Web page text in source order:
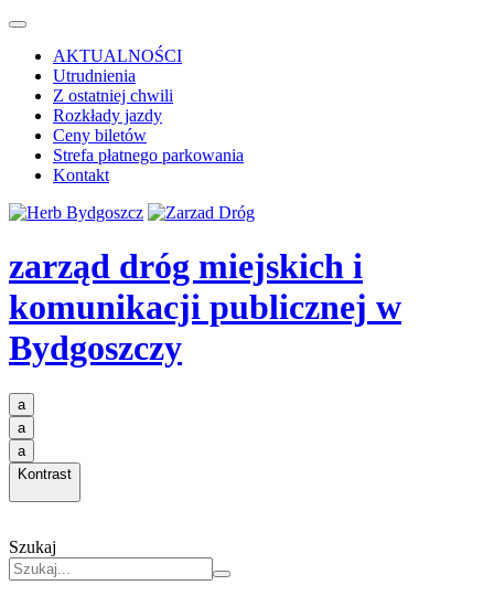
AKTUALNOŚCI
Utrudnienia
Z ostatniej chwili
Rozkłady jazdy
Ceny biletów
Strefa płatnego parkowania
Kontakt
zarząd dróg miejskich i
komunikacji publicznej w
Bydgoszczy
a
a
a
Kontrast
Szukaj